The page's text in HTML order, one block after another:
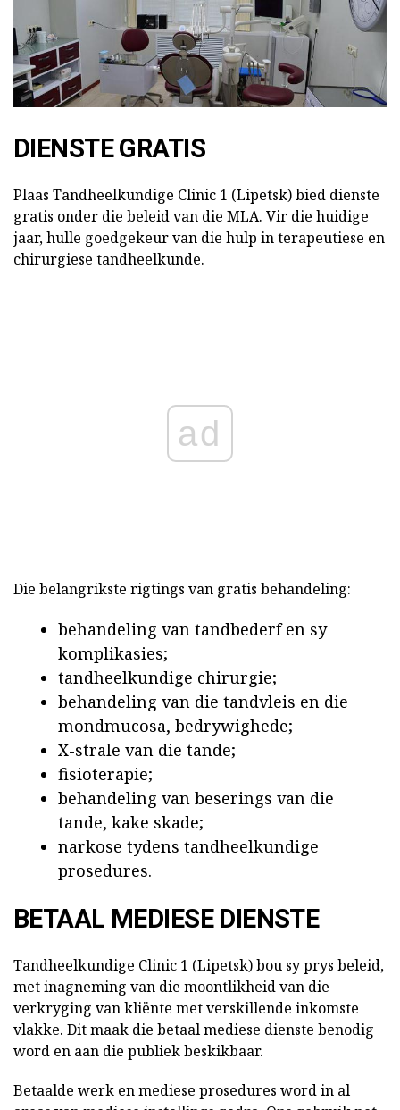
DIENSTE GRATIS
Plaas Tandheelkundige Clinic 1 (Lipetsk) bied dienste
gratis onder die beleid van die MLA. Vir die huidige
jaar, hulle goedgekeur van die hulp in terapeutiese en
chirurgiese tandheelkunde.
ad
Die belangrikste rigtings van gratis behandeling:
behandeling van tandbederf en sy
komplikasies;
tandheelkundige chirurgie;
behandeling van die tandvleis en die
mondmucosa, bedrywighede;
X-strale van die tande;
fisioterapie;
behandeling van beserings van die
tande, kake skade;
narkose tydens tandheelkundige
prosedures.
BETAAL MEDIESE DIENSTE
Tandheelkundige Clinic 1 (Lipetsk) bou sy prys beleid,
met inagneming van die moontlikheid van die
verkryging van kliënte met verskillende inkomste
vlakke. Dit maak die betaal mediese dienste benodig
word en aan die publiek beskikbaar.
Betaalde werk en mediese prosedures word in al